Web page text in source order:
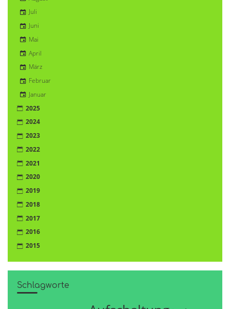
Juli
Juni
Mai
April
März
Februar
Januar
2025
2024
2023
2022
2021
2020
2019
2018
2017
2016
2015
Schlagworte